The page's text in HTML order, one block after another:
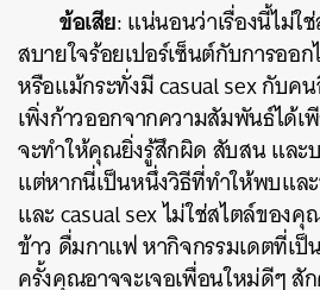
ข้อเสีย: แน่นอนว่าเรื่องนี้ไม่
สบายใจร้อยเปอร์เซ็นต์กับการออ
หรือแม้กระทั่งมี casual sex กับคน
เพิ่งก้าวออกจากความสัมพันธ์ได้เ
จะทำให้คุณยิ่งรู้สึกผิด สับสน และ
แต่หากนี่เป็นหนึ่งวิธีที่ทำให้พบแ
และ casual sex ไม่ใช่สไตล์ของ
ข้าว ดื่มกาแฟ หากิจกรรมเดตที่เป็
ครั้งคุณอาจจะเจอเพื่อนใหม่ดีๆ สั